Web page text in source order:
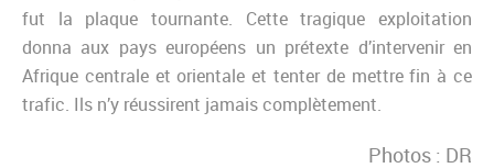
fut la plaque tournante. Cette tragique exploitation
donna aux pays européens un prétexte d’intervenir en
Afrique centrale et orientale et tenter de mettre fin à ce
trafic. Ils n’y réussirent jamais complètement.
Photos : DR